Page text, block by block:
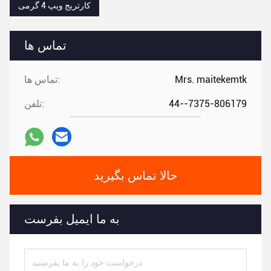
تماس ها
تماس ها: Mrs. maitekemtk
تلفن: 44--7375-806179
حالا تماس بگیرید
به ما ایمیل بفرست
کارتریج ویپ 4 گرمی